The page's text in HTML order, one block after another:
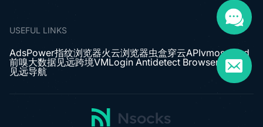
USEFUL LINKS
AdsPower指纹浏览器火云浏览器虫盒穿云APIvmoscloud
前嗅大数据见远跨境VMLogin Antidetect Browser
见远导航